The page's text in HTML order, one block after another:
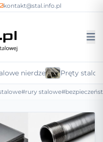
kontakt@stal.info.pl
nierdzewnePręty
#rury stalowe